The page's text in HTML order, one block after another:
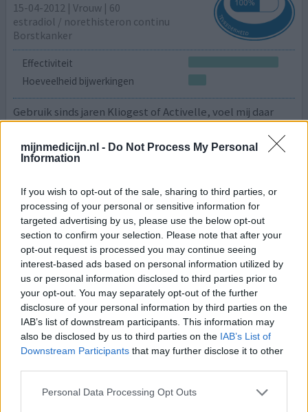
mijnmedicijn.nl - Do Not Process My Personal
Information
If you wish to opt-out of the sale, sharing to third parties, or
processing of your personal or sensitive information for
targeted advertising by us, please use the below opt-out
section to confirm your selection. Please note that after your
opt-out request is processed you may continue seeing
interest-based ads based on personal information utilized by
us or personal information disclosed to third parties prior to
your opt-out. You may separately opt-out of the further
disclosure of your personal information by third parties on the
IAB’s list of downstream participants. This information may
also be disclosed by us to third parties on the IAB’s List of
Downstream Participants that may further disclose it to other
Personal Data Processing Opt Outs
15-04-2012 | Vrouw | 60
estradiol / norethisteron continu
Borstkanker
Effectiviteit
Hoeveelheid bijwerkingen
Gebruik sinds jaren Kliogest of Activelle, voel mij daar
super goed mee, iedere dag 1 pil 's morgens bij ontbijt.
Dokters keuren dit af en zien niet in wat dit zo goed kan
doen aan ons vrouwelijk lichaam!! Wij hebben
geef mening 0 reacties
Activelle
21-02-2011 | Vrouw | 48
estradiol / norethisteron continu
Botontkalking en overgangsklachten
Effectiviteit
Hoeveelheid bijwerkingen
alleen heb ik sinds het gebruik veel migriane en last van